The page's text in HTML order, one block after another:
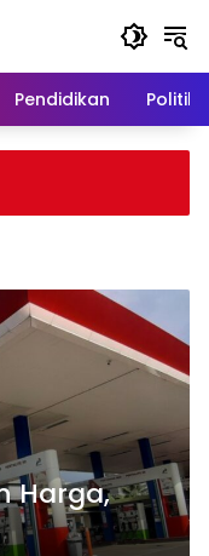
Pendidikan Politik
Harga,